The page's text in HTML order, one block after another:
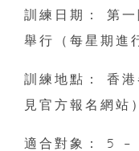
訓練日期： 第
舉行（每星期進
訓練地點： 香
見官方報名網站）
適合對象： 5 –